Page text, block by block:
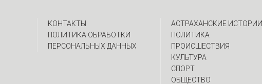
КОНТАКТЫ
ПОЛИТИКА ОБРАБОТКИ
ПЕРСОНАЛЬНЫХ ДАННЫХ
АСТРАХАНСКИЕ ИСТОРИИ
ПОЛИТИКА
ПРОИСШЕСТВИЯ
КУЛЬТУРА
СПОРТ
ОБЩЕСТВО